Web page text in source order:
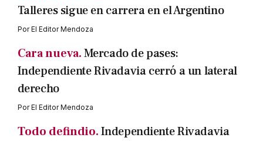
Talleres sigue en carrera en el Argentino
PorEl Editor Mendoza
Cara nueva.Mercado de pases:
Independiente Rivadavia cerró a un lateral
derecho
PorEl Editor Mendoza
Todo defindio.Independiente Rivadavia